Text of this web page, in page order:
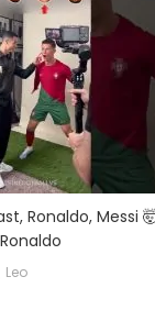
Ronaldo, Messi
Leo